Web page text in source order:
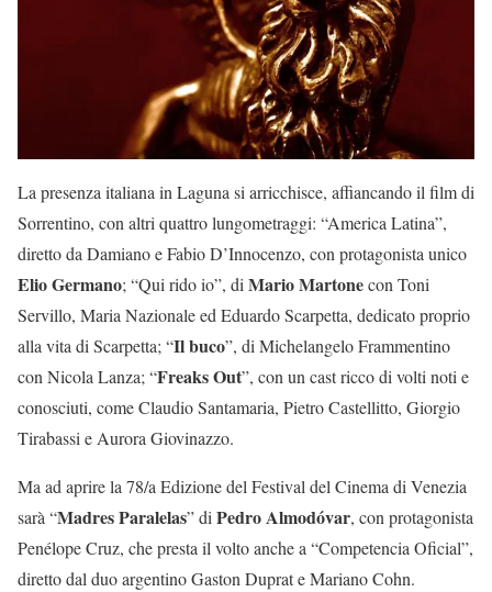
La presenza italiana in Laguna si arricchisce, affiancando il film di
Sorrentino, con altri quattro lungometraggi: “America Latina”,
diretto da Damiano e Fabio D’Innocenzo, con protagonista unico
Elio Germano; “Qui rido io”, di Mario Martonecon Toni
Servillo, Maria Nazionale ed Eduardo Scarpetta, dedicato proprio
alla vita di Scarpetta; “Il buco”, di Michelangelo Frammentino
con Nicola Lanza; “Freaks Out”, con un cast ricco di volti noti e
conosciuti, come Claudio Santamaria, Pietro Castellitto, Giorgio
Tirabassi e Aurora Giovinazzo.
Ma ad aprire la 78/a Edizione del Festival del Cinema di Venezia
sarà “Madres Paralelas” di Pedro Almodóvar, con protagonista
Penélope Cruz, che presta il volto anche a “Competencia Oficial”,
diretto dal duo argentino Gaston Duprat e Mariano Cohn.